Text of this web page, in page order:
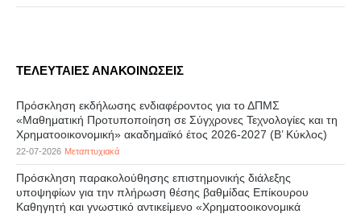
ΤΕΛΕΥΤΑΙΕΣ ΑΝΑΚΟΙΝΩΣΕΙΣ
Πρόσκληση εκδήλωσης ενδιαφέροντος για το ΔΠΜΣ
«Μαθηματική Προτυποποίηση σε Σύγχρονες Τεχνολογίες και τη
Χρηματοοικονομική» ακαδημαϊκό έτος 2026-2027 (B’ Kύκλος)
22-07-2026 Μεταπτυχιακά
Πρόσκληση παρακολούθησης επιστημονικής διάλεξης
υποψηφίων για την πλήρωση θέσης βαθμίδας Επίκουρου
Καθηγητή και γνωστικό αντικείμενο «Χρηματοοικονομικά